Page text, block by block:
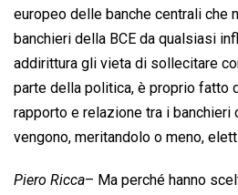
europeo delle banche centrali che
banchieri della BCE da qualsiasi
addirittura gli vieta di sollecitare
parte della politica, è proprio fatto
rapporto e relazione tra i banchieri
vengono, meritandolo o meno,
Piero Ricca– Ma perché hanno